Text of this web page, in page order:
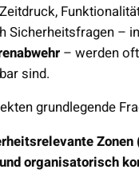
Sicherheitsfragen –
– werden
sind.
grundlegende
organisatorisch